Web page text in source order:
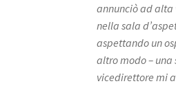
annunciò ad alta
nella sala
aspettando un
altro modo – una
vicedirettore mi